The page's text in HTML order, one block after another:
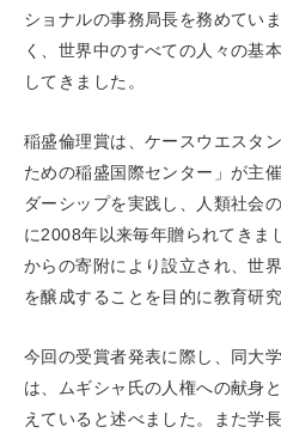
ショナルの事務局長を務めてい
く、世界中のすべての人々の基
してきました。
稲盛倫理賞は、ケースウエスタ
ための稲盛国際センター」が主
ダーシップを実践し、人類社会
に2008年以来毎年贈られてきま
からの寄附により設立され、世
を醸成することを目的に教育研
今回の受賞者発表に際し、同大
は、ムギシャ氏の人権への献身
えていると述べました。また学